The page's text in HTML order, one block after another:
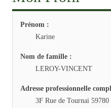
Prénom :
Karine
Nom de famille :
LEROY-VINCENT
Adresse professionnelle
3F Rue de Tournai 59780